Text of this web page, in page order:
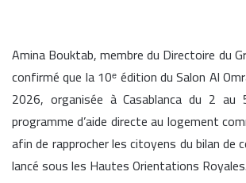
Amina Bouktab, membre du Directoire du
confirmé que la 10ᵉ édition du Salon Al
2026, organisée à Casablanca du 2
programme d’aide directe au logement
afin de rapprocher les citoyens du bilan de
lancé sous les Hautes Orientations Royales.